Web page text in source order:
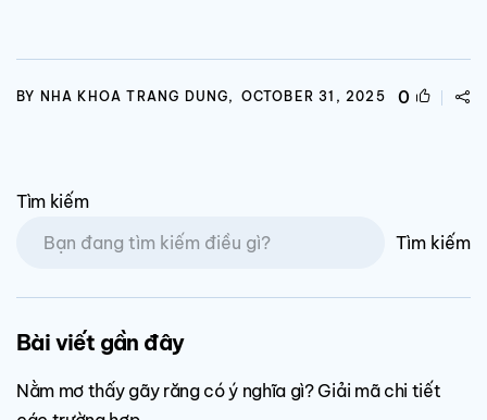
BY NHA KHOA TRANG DUNG, OCTOBER 31, 2025 0
Tìm kiếm
Tìm kiếm
Bài viết gần đây
Nằm mơ thấy gãy răng có ý nghĩa gì? Giải mã chi tiết